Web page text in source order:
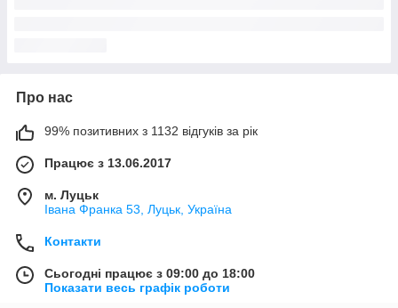
Про нас
99% позитивних з 1132 відгуків за рік
Працює з 13.06.2017
м. Луцьк
Івана Франка 53, Луцьк, Україна
Контакти
Сьогодні працює з 09:00 до 18:00
Показати весь графік роботи